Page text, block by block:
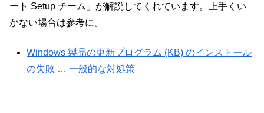
ート Setup チーム」が解説してくれています。上手くい
かない場合は参考に。
Windows 製品の更新プログラム (KB) のインストール
の失敗 … 一般的な対処策